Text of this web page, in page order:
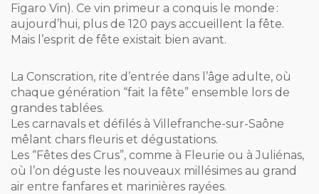
Figaro Vin). Ce vin primeur a conquis le monde :
aujourd’hui, plus de 120 pays accueillent la fête.
Mais l’esprit de fête existait bien avant.
La Conscration, rite d’entrée dans l’âge adulte, où
chaque génération “fait la fête” ensemble lors de
grandes tablées.
Les carnavals et défilés à Villefranche-sur-Saône
mêlant chars fleuris et dégustations.
Les “Fêtes des Crus”, comme à Fleurie ou à Juliénas,
où l’on déguste les nouveaux millésimes au grand
air entre fanfares et marinières rayées.